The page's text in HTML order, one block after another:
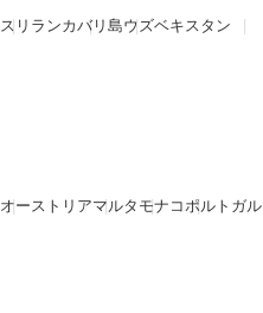
スリランカバリ島ウズベキスタン
オーストリアマルタ モナコポルトガル